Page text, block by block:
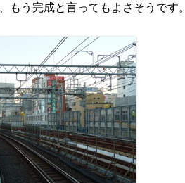
もう完成と言ってもよさそうです。